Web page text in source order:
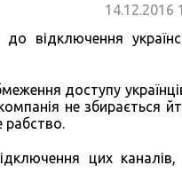
14.12.2016
відключення
доступу
не збирається
рабство.
цих